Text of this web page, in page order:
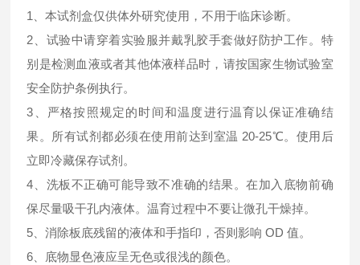
1、本试剂盒仅供体外研究使用，不用于临床诊断。
2、试验中请穿着实验服并戴乳胶手套做好防护工作。特
别是检测血液或者其他体液样品时，请按国家生物试验室
安全防护条例执行。
3、严格按照规定的时间和温度进行温育以保证准确结
果。所有试剂都必须在使用前达到室温 20-25℃。使用后
立即冷藏保存试剂。
4、洗板不正确可能导致不准确的结果。在加入底物前确
保尽量吸干孔内液体。温育过程中不要让微孔干燥掉。
5、消除板底残留的液体和手指印，否则影响 OD 值。
6、底物显色液应呈无色或很浅的颜色。